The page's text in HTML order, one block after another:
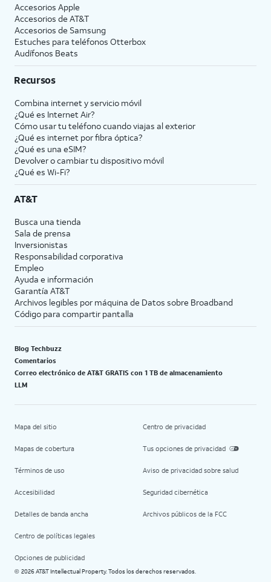
Accesorios Apple
Accesorios de AT&T
Accesorios de Samsung
Estuches para teléfonos Otterbox
Audífonos Beats
Recursos
Combina internet y servicio móvil
¿Qué es Internet Air?
Cómo usar tu teléfono cuando viajas al exterior
¿Qué es internet por fibra óptica?
¿Qué es una eSIM?
Devolver o cambiar tu dispositivo móvil
¿Qué es Wi-Fi?
AT&T
Busca una tienda
Sala de prensa
Inversionistas
Responsabilidad corporativa
Empleo
Ayuda e información
Garantía AT&T
Archivos legibles por máquina de Datos sobre Broadband
Código para compartir pantalla
Blog Techbuzz
Comentarios
Correo electrónico de AT&T GRATIS con 1 TB de almacenamiento
LLM
Mapa del sitio
Mapas de cobertura
Términos de uso
Accesibilidad
Detalles de banda ancha
Centro de políticas legales
Opciones de publicidad
Centro de privacidad
Tus opciones de privacidad
Aviso de privacidad sobre salud
Seguridad cibernética
Archivos públicos de la FCC
© 2026 AT&T Intellectual Property. Todos los derechos reservados.